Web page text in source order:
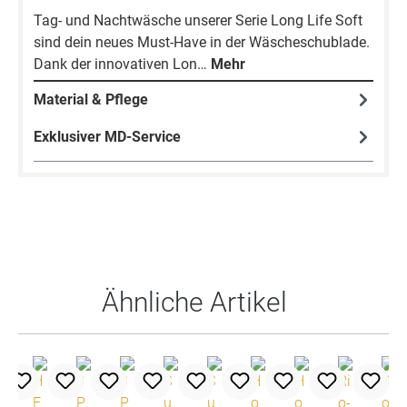
Tag- und Nachtwäsche unserer Serie Long Life Soft
sind dein neues Must-Have in der Wäscheschublade.
Dank der innovativen Lon… Mehr
Material & Pflege
Exklusiver MD-Service
Ähnliche Artikel